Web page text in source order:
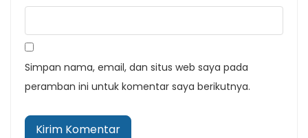
Simpan nama, email, dan situs web saya pada
peramban ini untuk komentar saya berikutnya.